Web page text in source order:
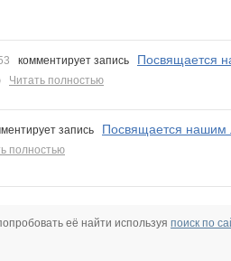
комментирует запись Посвящается
Читать полностью
запись Посвящается
полностью
её найти используя поиск по